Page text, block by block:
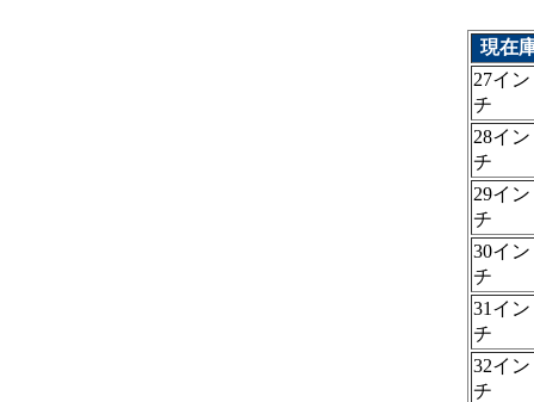
現在
27イン
チ
28イン
チ
29イン
チ
30イン
チ
31イン
チ
32イン
チ